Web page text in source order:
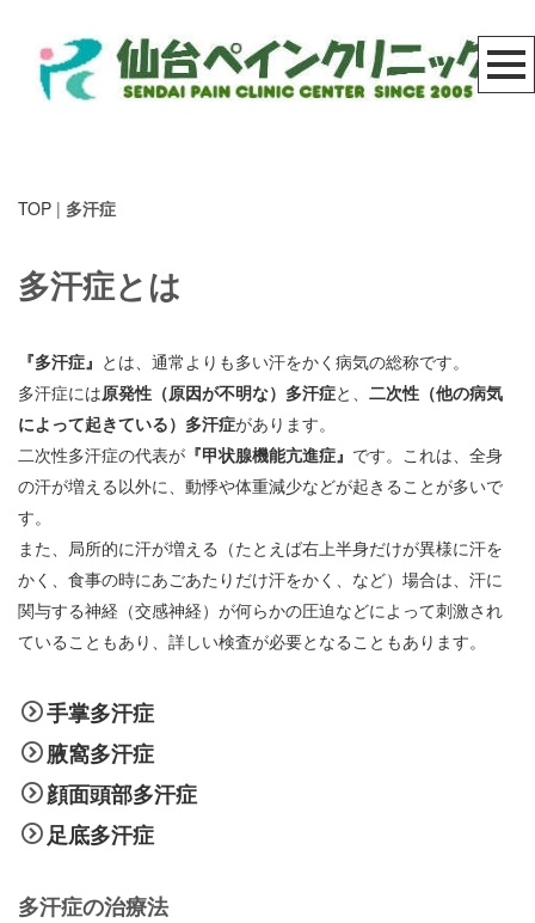
TOP | 多汗症
多汗症とは
『多汗症』 とは、通常よりも多い汗をかく病気の総称です。
多汗症には原発性（原因が不明な）多汗症と、 二次性（他の病気
によって起きている）多汗症があります。
二次性多汗症の代表が 『甲状腺機能亢進症』 です。これは、全身
の汗が増える以外に、動悸や体重減少などが起きることが多いで
す。
また、局所的に汗が増える（たとえば右上半身だけが異様に汗を
かく、食事の時にあごあたりだけ汗をかく、など）場合は、汗に
関与する神経（交感神経）が何らかの圧迫などによって刺激され
ていることもあり、詳しい検査が必要となることもあります。
手掌多汗症
腋窩多汗症
顔面頭部多汗症
足底多汗症
多汗症の治療法